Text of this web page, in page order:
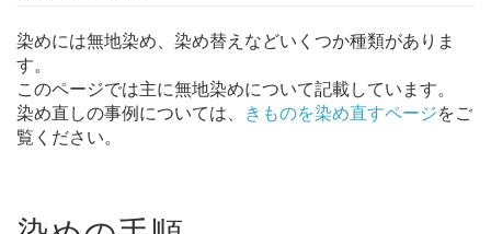
染めには無地染め、染め替えなどいくつか種類がありま
す。
このページでは主に無地染めについて記載しています。
染め直しの事例については、 きものを染め直すページをご
覧ください。